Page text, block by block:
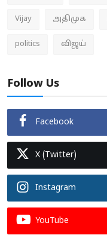
Vijay அதிமுக
politics விஜய்
Follow Us
Facebook
X (Twitter)
Instagram
YouTube